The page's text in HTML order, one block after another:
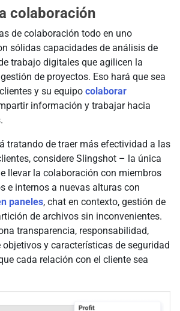
colaboración
de colaboración todo en uno
sólidas capacidades de análisis de
trabajo digitales que agilicen la
de proyectos. Eso hará que sea
y su equipo colaborar
información y trabajar hacia
tratando de traer más efectividad a las
considere Slingshot – la única
llevar la colaboración con miembros
e internos a nuevas alturas con
paneles, chat en contexto, gestión de
de archivos sin inconvenientes.
transparencia, responsabilidad,
y características de seguridad
cada relación con el cliente sea